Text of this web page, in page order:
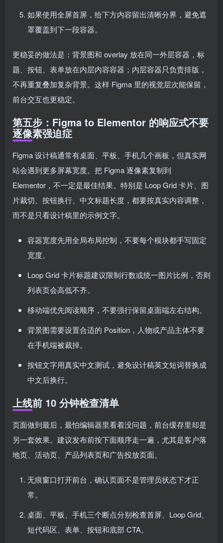
如果使用全屏首屏，给下方内容留出清晰分界，避免遮
罩覆盖到下一段容器。
更稳妥的做法是：背景图和 overlay 放在同一外层容器，标
题、按钮、表单放在内层内容容器；内层容器只负责排版，
不再重复叠加复杂背景。这样 Figma 里的视觉层次能保留，
前台交互也更稳定。
第五步：Figma to Elementor 的响应式不要
逐像素强迫症
Figma 设计稿通常有桌面、平板、手机几个画板，但真实网
站会遇到更多屏幕宽度。把 Figma 逐像素复制到
Elementor，不一定是最佳结果。特别是 Loop Grid 卡片、图
片裁切、按钮换行、中文标题长度，都要按真实内容调整，
而不是只看设计稿里的示例文字。
容器宽度先用全局布局控制，不要每个模块都手写固定
宽度。
Loop Grid 卡片标题建议限制行数或统一图片比例，否则
列表页会高低不齐。
移动端优先阅读顺序，不要强行保留桌面端左右结构。
背景图需要设置合适的 Position，人物或产品主体不要
在手机端被裁掉。
按钮文字用真实中文测试，避免设计稿英文短词替换成
中文后换行。
上线前 10 分钟检查清单
页面做到最后，最怕编辑器里看着没问题，前台缓存里却是
另一套效果。建议发布前按下面顺序走一遍，尤其是客户落
地页、活动页、产品列表页和广告投放页面。
无痕窗口打开前台，确认页面不是管理员状态下才正
常。
桌面、平板、手机三个断点分别检查首屏、Loop Grid、
短代码区、表单、按钮和底部 CTA。